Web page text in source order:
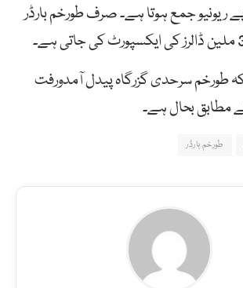
کروڑ روپے ریونیو جمع ہوتا ہے۔ صرف طورخم بارڈر
طورخم سرحدی گزرگاہ پیدل آمدورفت
مطابق بحال ہے۔
طورخم بارڈر